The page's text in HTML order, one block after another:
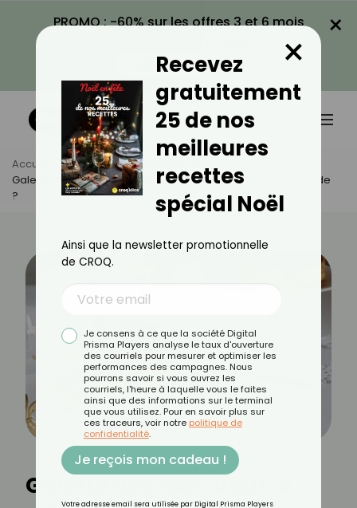
PROMO : -60% sur les offres 3 et 6 mois
VOIR LA PROMO
×
Accueil Actus
Astuces Culinaires
Galette Des Rois : Vaut-Il Mieux La Déguster Chaude Ou Froide
?
Galette des rois : vaut-il
Recevez
gratuitement
25 de nos
meilleures
recettes
spécial Noël
×
Ainsi que la newsletter promotionnelle
de CROQ.
Je consens à ce que la société Digital
Prisma Players analyse le taux d'ouverture
des courriels pour mesurer et optimiser les
performances des campagnes. Nous
pourrons savoir si vous ouvrez les
courriels, l'heure à laquelle vous le faites
ainsi que des informations sur le terminal
que vous utilisez. Pour en savoir plus sur
ces traceurs, voir notre politique de
confidentialité.
Je reçois mon cadeau !
Votre adresse email sera utilisée par Digital Prisma Players